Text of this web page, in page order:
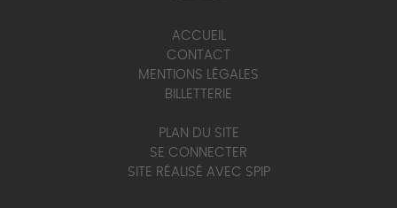
ACCUEIL
CONTACT
MENTIONS LÉGALES
BILLETTERIE
PLAN DU SITE
SE CONNECTER
SITE RÉALISÉ AVEC SPIP